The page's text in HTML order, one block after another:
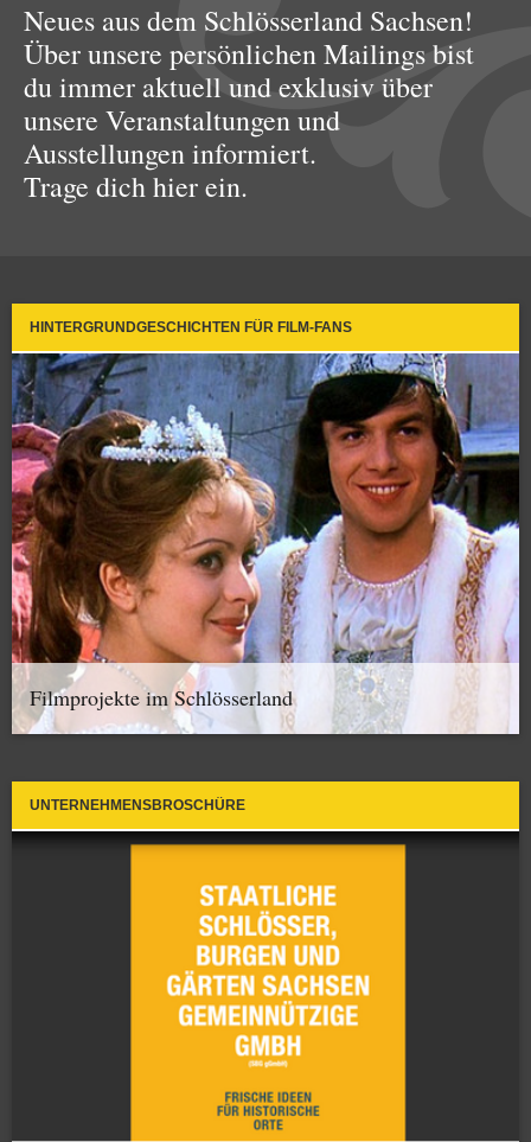
Neues aus dem Schlösserland Sachsen!
Über unsere persönlichen Mailings bist
du immer aktuell und exklusiv über
unsere Veranstaltungen und
Ausstellungen informiert.
Trage dich hier ein.
HINTERGRUNDGESCHICHTEN FÜR FILM-FANS
Filmprojekte im Schlösserland
UNTERNEHMENSBROSCHÜRE